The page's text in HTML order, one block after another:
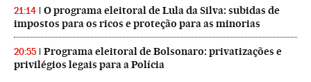
21:14
O programa eleitoral de Lula da Silva: subidas de
impostos para os ricos e proteção para as minorias
20:55
Programa eleitoral de Bolsonaro: privatizações e
privilégios legais para a Polícia